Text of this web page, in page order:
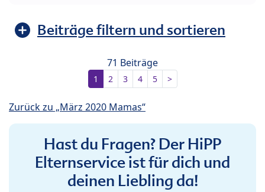
Beiträge filtern und sortieren
71 Beiträge
1 2 3 4 5 >
Zurück zu „März 2020 Mamas“
Hast du Fragen? Der HiPP
Elternservice ist für dich und
deinen Liebling da!